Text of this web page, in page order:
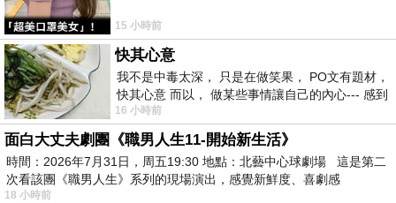
15 小時前
快其心意
我不是中毒太深， 只是在做笑果， PO文有題材，
快其心意 而以， 做某些事情讓自己的內心--- 感到
愉快。
16 小時前
面白大丈夫劇團《職男人生11-開始新生活》
時間：2026年7月31日，周五19:30 地點：北藝中心球劇場 這是第二
次看該團《職男人生》系列的現場演出，感覺新鮮度、喜劇感
18 小時前